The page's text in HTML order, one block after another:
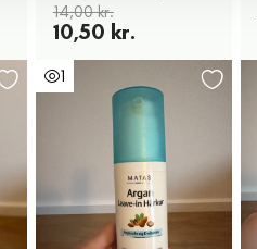
14,00 kr.
10,50 kr.
1